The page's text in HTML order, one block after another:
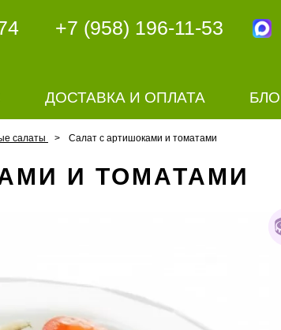
+7 (958) 196-11-53
ДОСТАВКА И ОПЛАТА
салаты Салат с артишоками и томатами
И ТОМАТАМИ